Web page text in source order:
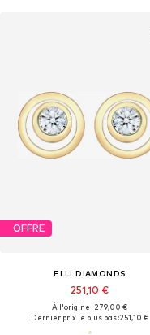
OFFRE
ELLI DIAMONDS
251,10 €
À l'origine : 279,00 €
Dernier prix le plus bas :251,10 €